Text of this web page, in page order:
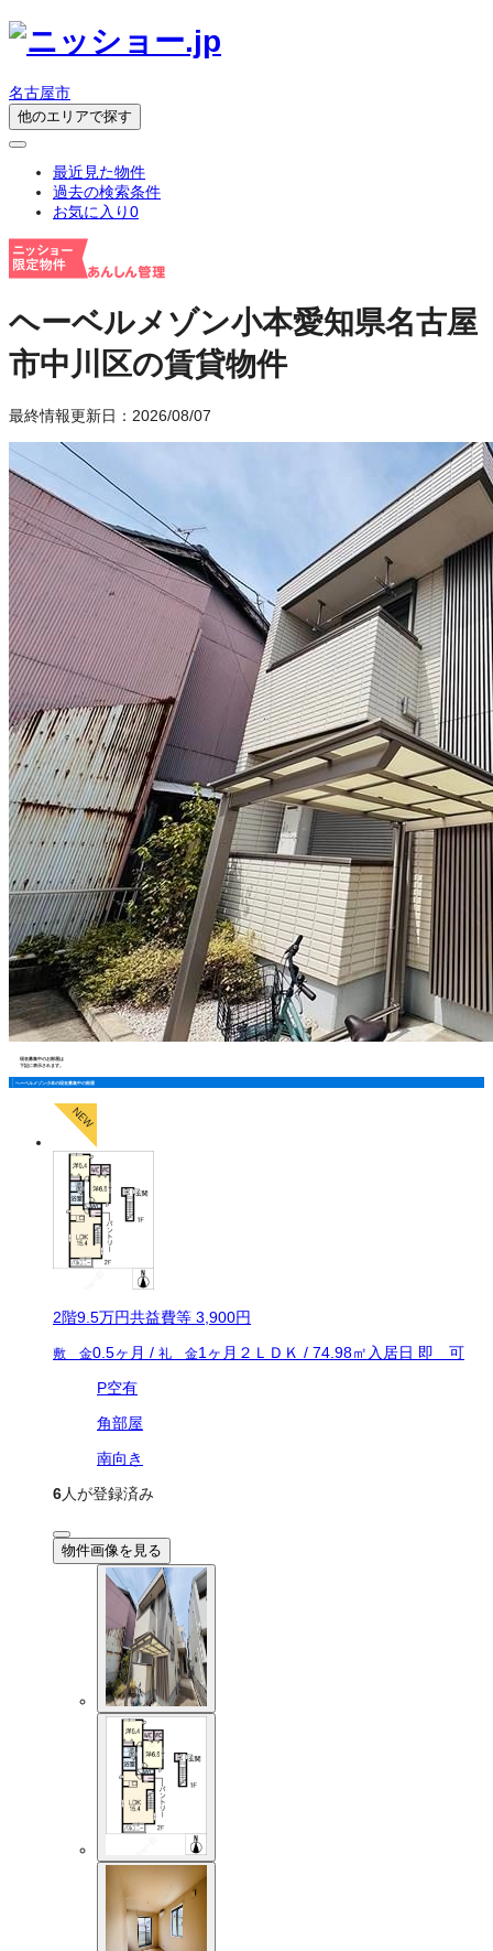
名古屋市
他のエリアで探す
最近見た物件
過去の検索条件
お気に入り0
ヘーベルメゾン小本愛知県名古屋
市中川区の賃貸物件
最終情報更新日：2026/08/07
現在募集中のお部屋は
下記に表示されます。
ヘーベルメゾン小本の現在募集中の部屋
2階9.5万円共益費等 3,900円
敷 金0.5ヶ月 / 礼 金1ヶ月 ２ＬＤＫ / 74.98㎡ 入居日 即 可
P空有
角部屋
南向き
6人が登録済み
物件画像を見る